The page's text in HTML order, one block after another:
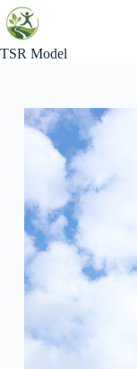
Skip
to
content
TSR Model